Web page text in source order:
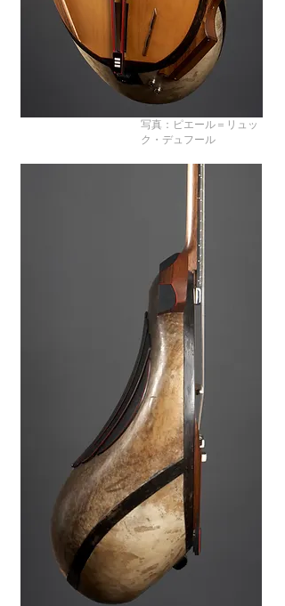
写真：ピエール＝リュッ
ク・デュフール